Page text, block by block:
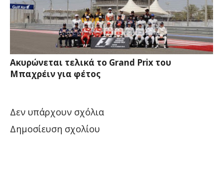
Ακυρώνεται τελικά το Grand Prix του
Μπαχρέιν για φέτος
Δεν υπάρχουν σχόλια
Δημοσίευση σχολίου